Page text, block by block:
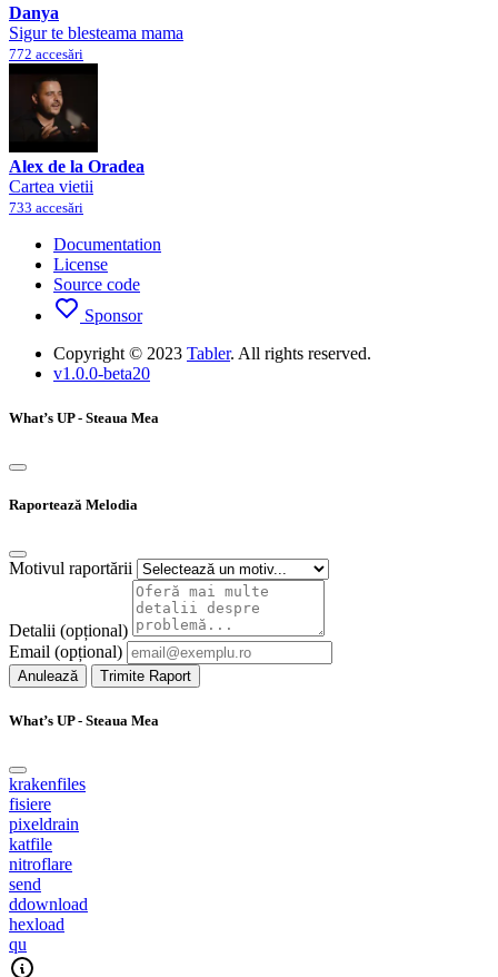
Danya
Sigur te blesteama mama
772 accesări
Alex de la Oradea
Cartea vietii
733 accesări
Documentation
License
Source code
Sponsor
Copyright © 2023 Tabler. All rights reserved.
v1.0.0-beta20
What’s UP - Steaua Mea
Raportează Melodia
Motivul raportării
Detalii (opțional)
Email (opțional)
Anulează Trimite Raport
What’s UP - Steaua Mea
krakenfiles
fisiere
pixeldrain
katfile
nitroflare
send
ddownload
hexload
qu